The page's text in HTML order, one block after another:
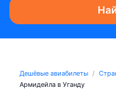
Дешёвые авиабилеты
Армидейла в Уганду